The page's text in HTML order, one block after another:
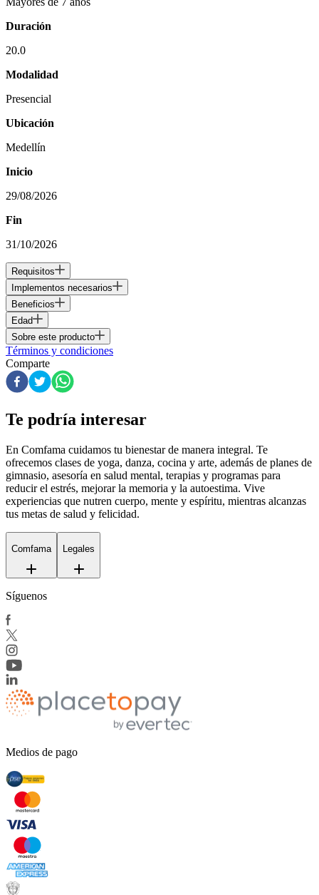
Duración
20.0
Modalidad
Presencial
Ubicación
Medellín
Inicio
29/08/2026
Fin
31/10/2026
Requisitos
Implementos necesarios
Beneficios
Edad
Sobre este producto
Términos y condiciones
Comparte
Te podría interesar
En Comfama cuidamos tu bienestar de manera integral. Te
ofrecemos clases de yoga, danza, cocina y arte, además de planes de
gimnasio, asesoría en salud mental, terapias y programas para
reducir el estrés, mejorar la memoria y la autoestima. Vive
experiencias que nutren cuerpo, mente y espíritu, mientras alcanzas
tus metas de salud y felicidad.
Comfama Legales
Síguenos
Medios de pago